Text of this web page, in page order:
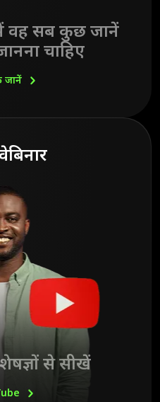
वह सब कुछ जानें
चाहिए
जानें
से सीखें